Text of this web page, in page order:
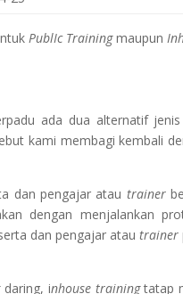
PublIc Trainingmaupun
ada dua alternatif
kami membagi kembali
dan pengajar atau trainer
dengan menjalankan
dan pengajar atautrainer
daring, inhouse trainingtatap